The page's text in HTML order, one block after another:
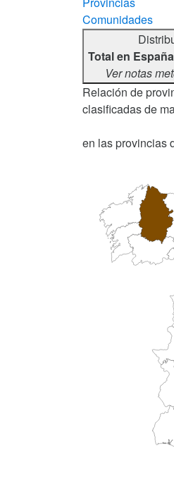
Comunidades
Total en
Ver notas
Relación de
clasificadas de
en las provincias